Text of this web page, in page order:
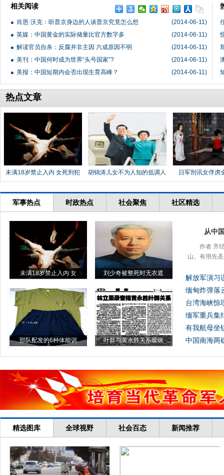
相关阅读
(2014-06-11)
肖恩·沃克：听普京身边的人谈普京究竟怎么想
(2014-06-11)
英媒：中国黄金的实际储量比官方数字多
(2014-06-11)
解读官员自杀：反腐并非主因 六成原因不明
(2014-06-11)
美刊：中国何时成为世界“头号国家”?
(2014-06-11)
美报：中国短期内会否出现生育高峰？
热点文章
未满18岁禁止入内 女死刑犯 胡锦涛儿女不为人知的低调人 日军刑讯女俘虏